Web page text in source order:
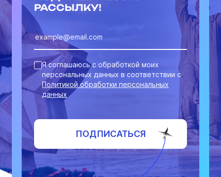
РАССЫЛКУ!
Я соглашаюсь с обработкой моих
персональных данных в соответствии с
Политикой обработки персональных
данных
ПОДПИСАТЬСЯ